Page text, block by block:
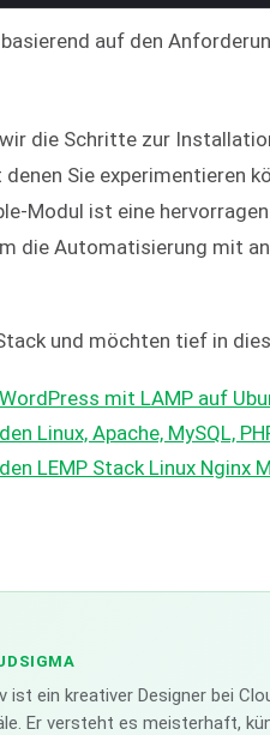
auf den
die Schritte zur
Sie experimentieren
Modul ist eine
die Automatisierung mit
und möchten tief in
mit LAMP auf
Linux, Apache, MySQL,
LEMP Stack Linux Nginx
ist ein kreativer Designer bei
Er versteht es meisterhaft,